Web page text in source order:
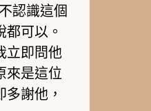
認識這個
可以。
立即問他
來是這位
謝他，